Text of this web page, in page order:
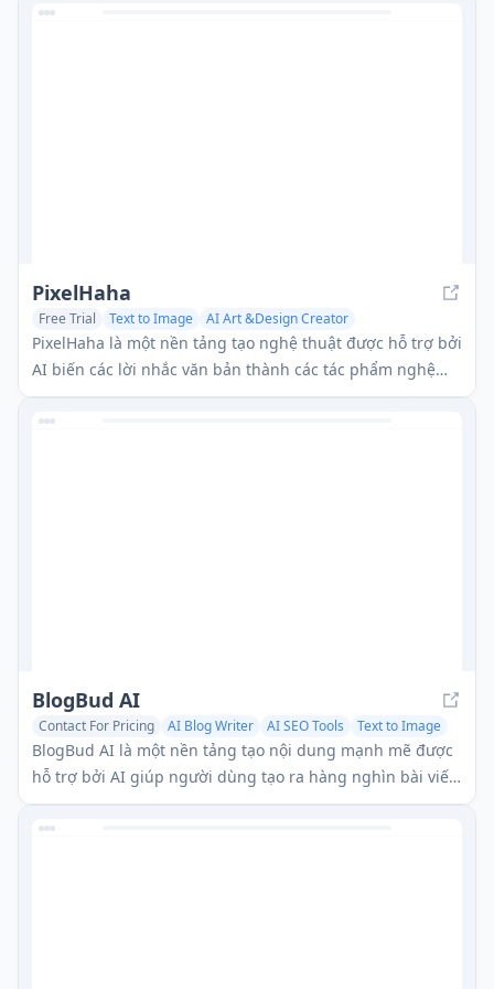
ảnh chất lượng cao, đa dạng với khả năng theo dõi yêu
PixelHaha
Free Trial Text to Image
AI Art &Design Creator
AI Illustration Generator
PixelHaha là một nền tảng tạo nghệ thuật được hỗ trợ bởi
AI biến các lời nhắc văn bản thành các tác phẩm nghệ
thuật kỹ thuật số chất lượng cao bằng cách sử dụng các
mô hình AI tiên tiến.
BlogBud AI
Contact For Pricing AI Blog Writer AI SEO Tools Text to Image
BlogBud AI là một nền tảng tạo nội dung mạnh mẽ được
hỗ trợ bởi AI giúp người dùng tạo ra hàng nghìn bài viết
blog tối ưu hóa SEO quy mô lớn bằng cách sử dụng công
nghệ GPT-4o và DALL-E 3.